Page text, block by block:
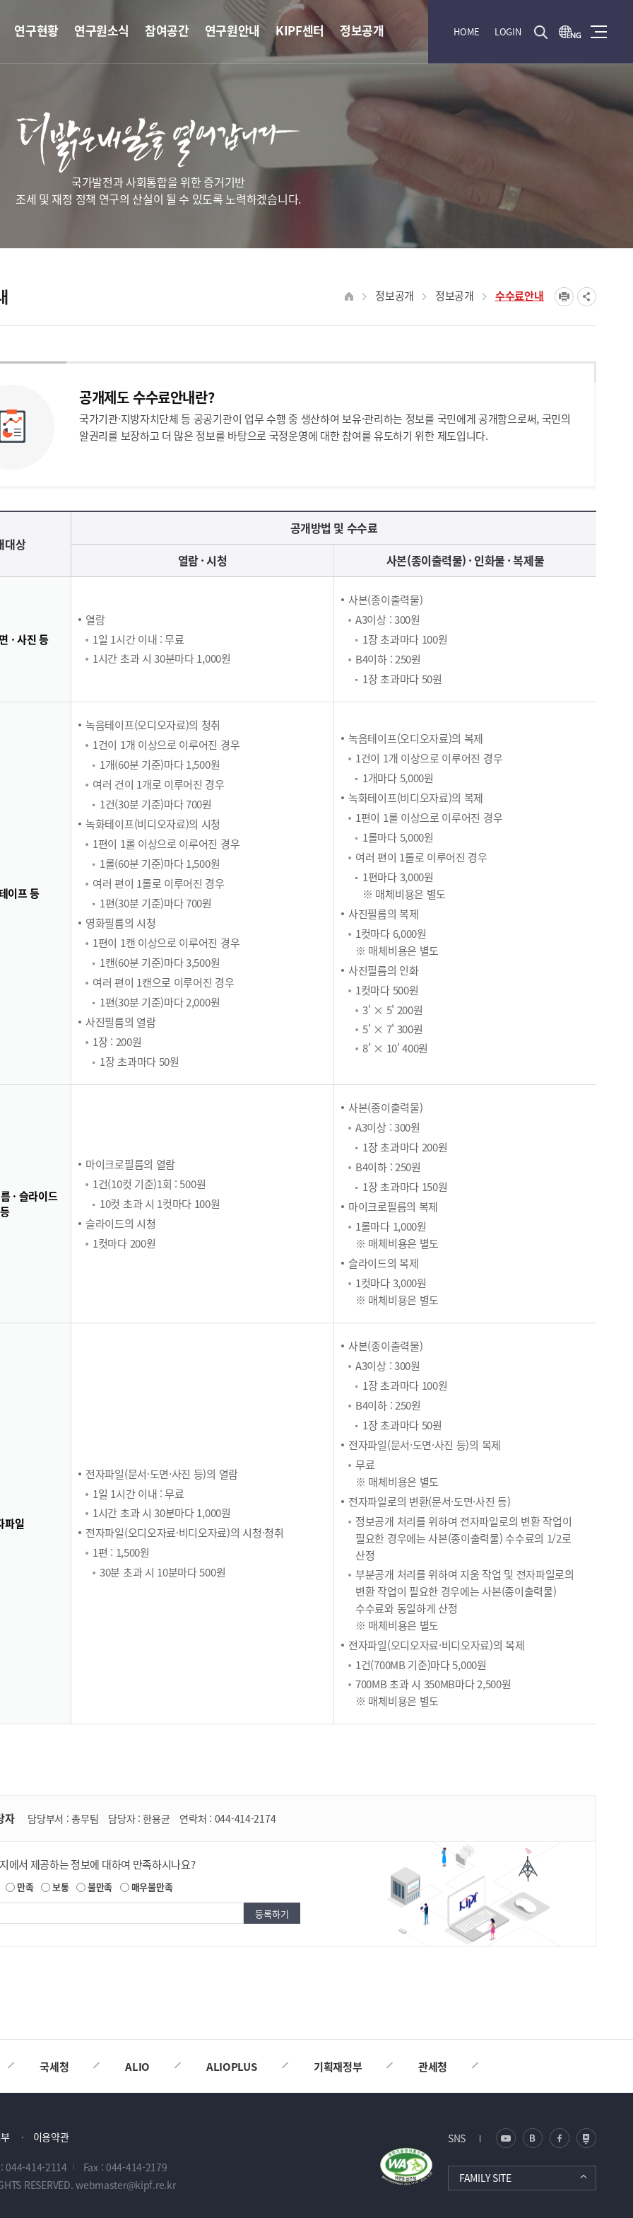
HOME LOGIN
연구현황 연구원소식 참여공간 연구원안내 KIPF센터 정보공개
국가발전과 사회통합을 위한 증거기반
조세 및 재정 정책 연구의 산실이 될 수 있도록 노력하겠습니다.
정보공개 정보공개 수수료안내
공개제도 수수료안내란?
국가기관·지방자치단체 등 공공기관이 업무 수행 중 생산하여 보유·관리하는 정보를 국민에게 공개함으로써, 국민의
알권리를 보장하고 더 많은 정보를 바탕으로 국정운영에 대한 참여를 유도하기 위한 제도입니다.
대상
공개방법 및 수수료
열람 · 시청
사본(종이출력물) · 인화물 · 복제물
· 사진 등
열람
1일 1시간 이내 : 무료
1시간 초과 시 30분마다 1,000원
사본(종이출력물)
A3이상 : 300원
1장 초과마다 100원
B4이하 : 250원
1장 초과마다 50원
이프 등
녹음테이프(오디오자료)의 청취
1건이 1개 이상으로 이루어진 경우
1개(60분 기준)마다 1,500원
여러 건이 1개로 이루어진 경우
1건(30분 기준)마다 700원
녹화테이프(비디오자료)의 시청
1편이 1롤 이상으로 이루어진 경우
1롤(60분 기준)마다 1,500원
여러 편이 1롤로 이루어진 경우
1편(30분 기준)마다 700원
영화필름의 시청
1편이 1캔 이상으로 이루어진 경우
1캔(60분 기준)마다 3,500원
여러 편이 1캔으로 이루어진 경우
1편(30분 기준)마다 2,000원
사진필름의 열람
1장 : 200원
1장 초과마다 50원
녹음테이프(오디오자료)의 복제
1건이 1개 이상으로 이루어진 경우
1개마다 5,000원
녹화테이프(비디오자료)의 복제
1편이 1롤 이상으로 이루어진 경우
1롤마다 5,000원
여러 편이 1롤로 이루어진 경우
1편마다 3,000원
※ 매체비용은 별도
사진필름의 복제
1컷마다 6,000원
※ 매체비용은 별도
사진필름의 인화
1컷마다 500원
3' × 5' 200원
5' × 7' 300원
8' × 10' 400원
· 슬라이드
등
마이크로필름의 열람
1건(10컷 기준)1회 : 500원
10컷 초과 시 1컷마다 100원
슬라이드의 시청
1컷마다 200원
사본(종이출력물)
A3이상 : 300원
1장 초과마다 200원
B4이하 : 250원
1장 초과마다 150원
마이크로필름의 복제
1롤마다 1,000원
※ 매체비용은 별도
슬라이드의 복제
1컷마다 3,000원
※ 매체비용은 별도
파일
전자파일(문서·도면·사진 등)의 열람
1일 1시간 이내 : 무료
1시간 초과 시 30분마다 1,000원
전자파일(오디오자료·비디오자료)의 시청·청취
1편 : 1,500원
30분 초과 시 10분마다 500원
사본(종이출력물)
A3이상 : 300원
1장 초과마다 100원
B4이하 : 250원
1장 초과마다 50원
전자파일(문서·도면·사진 등)의 복제
무료
※ 매체비용은 별도
전자파일로의 변환(문서·도면·사진 등)
정보공개 처리를 위하여 전자파일로의 변환 작업이
필요한 경우에는 사본(종이출력물) 수수료의 1/2로
산정
부분공개 처리를 위하여 지움 작업 및 전자파일로의
변환 작업이 필요한 경우에는 사본(종이출력물)
수수료와 동일하게 산정
※ 매체비용은 별도
전자파일(오디오자료·비디오자료)의 복제
1건(700MB 기준)마다 5,000원
700MB 초과 시 350MB마다 2,500원
※ 매체비용은 별도
자 담당부서 :총무팀 담당자 :한용균 연락처 : 044-414-2174
에서 제공하는 정보에 대하여 만족하시나요?
만족 보통 불만족 매우불만족
국세청 ALIO ALIOPLUS 기획재정부 관세청
SNS
FAMILY SITE
이용약관
044-414-2114
Fax : 044-414-2179
RESERVED. webmaster@kipf.re.kr